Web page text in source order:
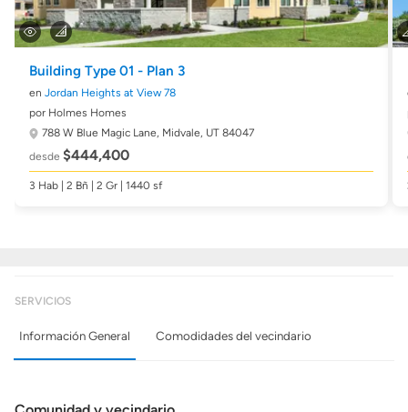
Building Type 01 - Plan 3
en Jordan Heights at View 78
por Holmes Homes
788 W Blue Magic Lane, Midvale, UT 84047
desde $444,400
3 Hab | 2 Bñ | 2 Gr | 1440 sf
SERVICIOS
Información General Comodidades del vecindario